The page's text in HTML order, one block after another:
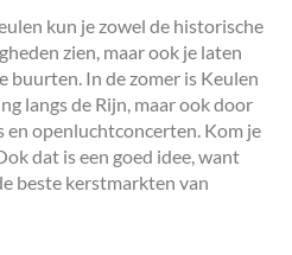
kun je zowel de historische
zien, maar ook je laten
buurten. In de zomer is Keulen
langs de Rijn, maar ook door
en openluchtconcerten. Kom je
dat is een goed idee, want
beste kerstmarkten van